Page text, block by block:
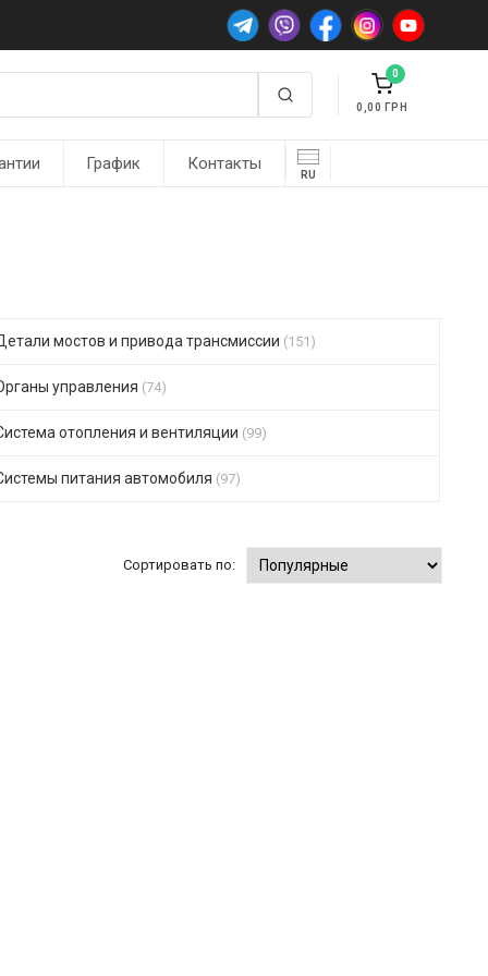
0
0,00
График Контакты
RU
мостов и привода трансмиссии (151)
управления (74)
отопления и вентиляции (99)
питания автомобиля (97)
Сортировать по: